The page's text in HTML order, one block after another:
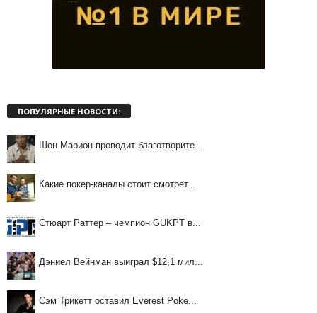
ПОПУЛЯРНЫЕ НОВОСТИ:
Шон Марион проводит благотворите...
Какие покер-каналы стоит смотрет...
Стюарт Раттер – чемпион GUKPT в...
Дэниел Вейнман выиграл $12,1 мил...
Сэм Трикетт оставил Everest Poke...